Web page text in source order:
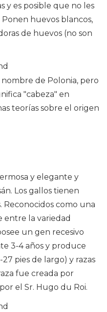
y es posible que no les
huevos blancos,
de huevos (no son
de Polonia, pero
"cabeza" en
teorías sobre el origen
y elegante y
Los gallos tienen
Reconocidos como una
entre la variedad
un gen recesivo
3-4 años y produce
pies de largo) y razas
fue creada por
el Sr. Hugo du Roi.